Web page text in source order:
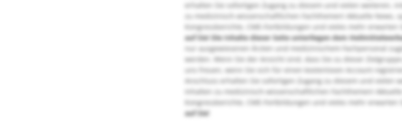
erhalten Sie sofortigen Zugang zu diesem und vielen weiteren,
zu medizinisch-wissenschaftlichen Fachthemen! Aktuelle News,
Kongressberichte, CME-Fortbildungen und vieles mehr erwarten
auf Sie! Die Inhalte dieser Seite unterliegen dem
nur ausgewiesenen Ärzten und medizinischem Fachpersonal
werden. Wenn Sie der Ansicht sind, dass Sie zu dieser
uns freuen, wenn Sie sich für einen kostenlosen Account
Anschluss erhalten Sie sofortigen Zugang zu diesem und vielen
Inhalten zu medizinisch-wissenschaftlichen Fachthemen!
Kongressberichte, CME-Fortbildungen und vieles mehr erwarten
auf Sie!